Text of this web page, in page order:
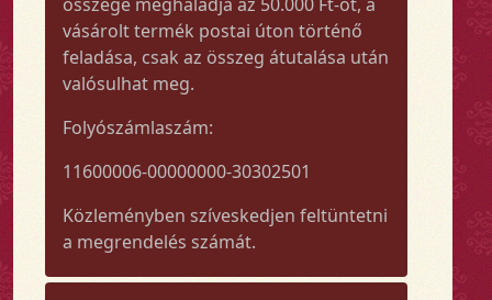
vásárolt termék postai úton történő
feladása, csak az összeg átutalása után
valósulhat meg.
Folyószámlaszám:
11600006-00000000-30302501
Közleményben szíveskedjen feltüntetni
a megrendelés számát.